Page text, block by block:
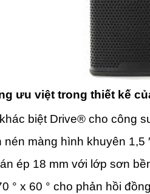
ưu việt trong thiết kế
biệt Drive® cho công
nén màng hình khuyên 1,5
ép 18 mm với lớp sơn
° x 60 ° cho phản hồi